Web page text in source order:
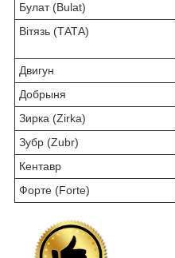
Булат (Bulat)
Вітязь (ТАТА)
Двигун
Добрыня
Зирка (Zirka)
Зубр (Zubr)
Кентавр
Форте (Forte)